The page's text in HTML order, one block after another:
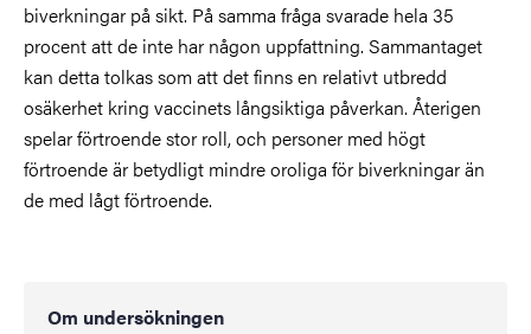
biverkningar på sikt. På samma fråga svarade hela 35
procent att de inte har någon uppfattning. Sammantaget
kan detta tolkas som att det finns en relativt utbredd
osäkerhet kring vaccinets långsiktiga påverkan. Återigen
spelar förtroende stor roll, och personer med högt
förtroende är betydligt mindre oroliga för biverkningar än
de med lågt förtroende.
Om undersökningen